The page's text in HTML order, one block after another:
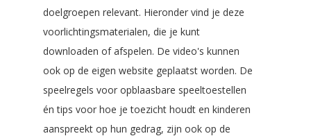
doelgroepen relevant. Hieronder vind je deze
voorlichtingsmaterialen, die je kunt
downloaden of afspelen. De video's kunnen
ook op de eigen website geplaatst worden. De
speelregels voor opblaasbare speeltoestellen
én tips voor hoe je toezicht houdt en kinderen
aanspreekt op hun gedrag, zijn ook op de